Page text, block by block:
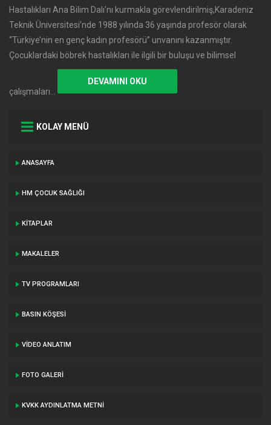
Hastalıkları Ana Bilim Dalı’nı kurmakla görevlendirilmiş,Karadeniz
Teknik Üniversitesi’nde 1988 yılında 36 yaşında profesör olarak
‘‘Türkiye’nin en genç kadın profesörü’’ unvanını kazanmıştır.
Çocuklardaki böbrek hastalıkları ile ilgili bir buluşu ve bilimsel
çalışmaları…
DEVAMINI OKU
KOLAY MENÜ
ANASAYFA
HM ÇOCUK SAĞLIĞI
KITAPLAR
MAKALELER
TV PROGRAMLARI
BASIN KÖŞESI
VIDEO ANLATIM
FOTO GALERI
KVKK AYDINLATMA METNI